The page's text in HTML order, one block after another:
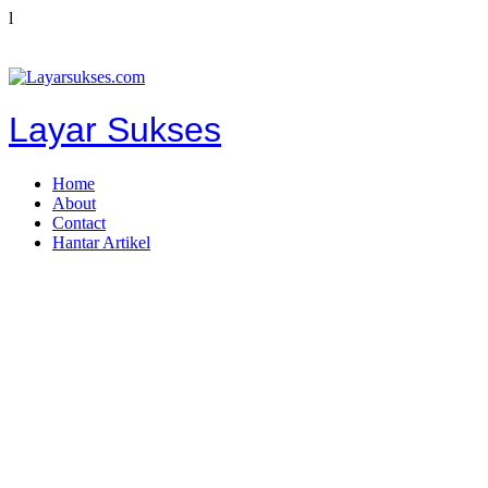
l
Layar Sukses
Home
About
Contact
Hantar Artikel